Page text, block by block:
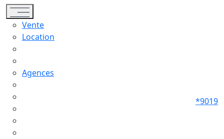
Toggle navigation
Vente
Location
Agences
*9019